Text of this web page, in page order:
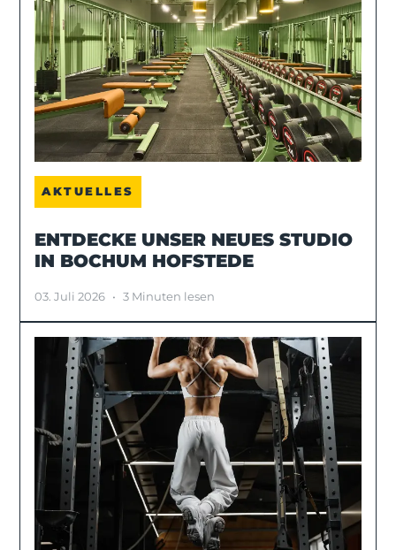
AKTUELLES
ENTDECKE UNSER NEUES STUDIO
IN BOCHUM HOFSTEDE
03. Juli 2026 • 3 Minuten lesen